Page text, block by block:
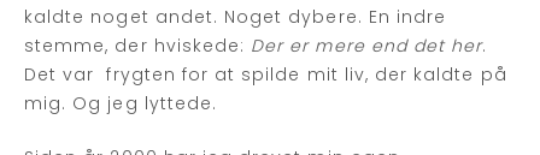
kaldte noget andet. Noget dybere. En indre
stemme, der hviskede: Der er mere end det her.
Det var frygten for at spilde mit liv, der kaldte på
mig. Og jeg lyttede.